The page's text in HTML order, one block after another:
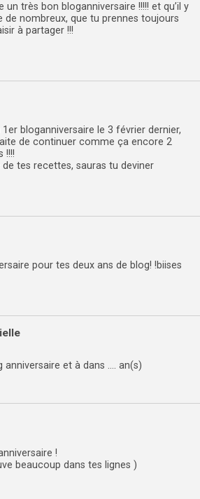
un très bon bloganniversaire !!!!! et qu’il y
de nombreux, que tu prennes toujours
à partager !!!
bloganniversaire le 3 février dernier,
de continuer comme ça encore 2
!!!!
de tes recettes, sauras tu deviner
pour tes deux ans de blog! !biises
anniversaire et à dans …. an(s)
!
beaucoup dans tes lignes )